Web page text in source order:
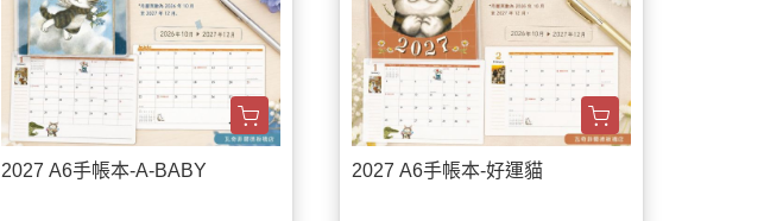
2027 A6手帳本-A-BABY 2027 A6手帳本-好運貓